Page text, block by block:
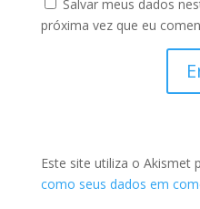
Salvar meus dados
próxima vez que eu
Este site utiliza o Akismet
como seus dados em